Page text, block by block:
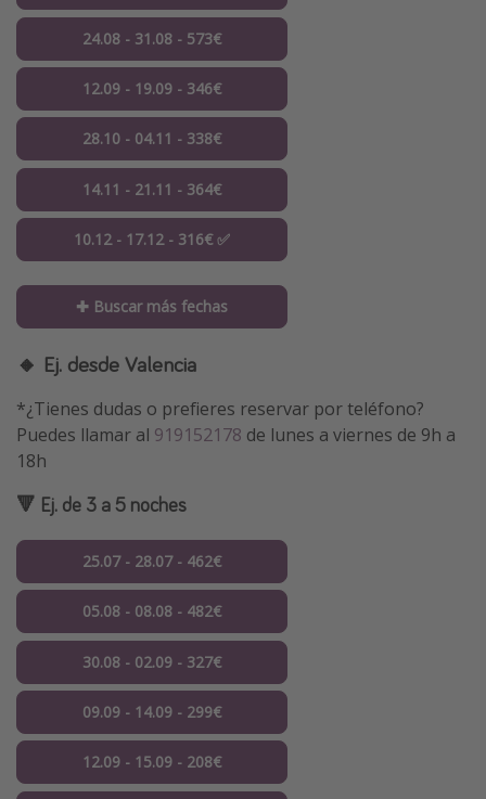
24.08 - 31.08 - 573€
12.09 - 19.09 - 346€
28.10 - 04.11 - 338€
14.11 - 21.11 - 364€
10.12 - 17.12 - 316€ ✅
✚ Buscar más fechas
🔸 Ej. desde Valencia
*¿Tienes dudas o prefieres reservar por teléfono?
Puedes llamar al 919152178 de lunes a viernes de 9h a
18h
🔻 Ej. de 3 a 5 noches
25.07 - 28.07 - 462€
05.08 - 08.08 - 482€
30.08 - 02.09 - 327€
09.09 - 14.09 - 299€
12.09 - 15.09 - 208€